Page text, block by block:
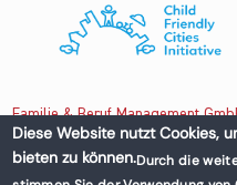
Familie & Beruf Management
Untere Donaustraße 13-15/3 1020
Diese Website nutzt Cookies,
bieten zu können.Durch die